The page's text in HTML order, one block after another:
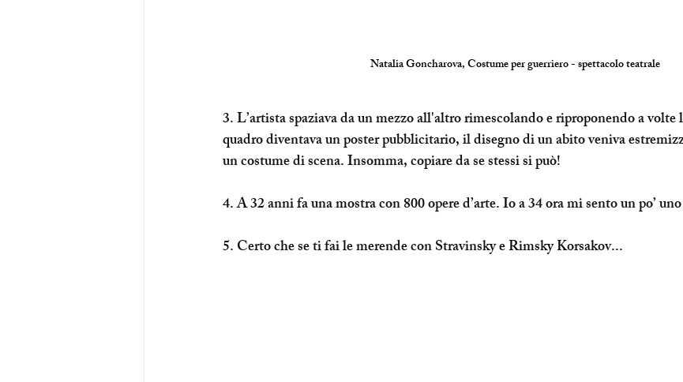
Natalia Goncharova, Costume per guerriero - spettacolo teatrale
3. L’artista spaziava da un mezzo all'altro rimescolando e riproponendo a volte
quadro diventava un poster pubblicitario, il disegno di un abito veniva
un costume di scena. Insomma, copiare da se stessi si può!
4. A 32 anni fa una mostra con 800 opere d’arte. Io a 34 ora mi sento un po’
5. Certo che se ti fai le merende con Stravinsky e Rimsky Korsakov...